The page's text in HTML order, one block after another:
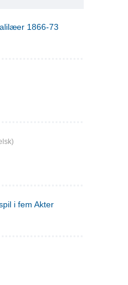
1866-73
i fem Akter